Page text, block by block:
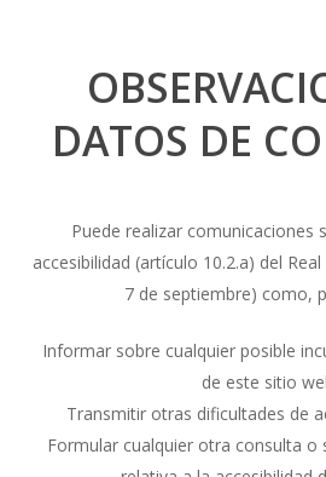
DATOS DE
Puede realizar comunicaciones
accesibilidad (artículo 10.2.a) del
7 de septiembre) como,
Informar sobre cualquier posible
de este sitio
Transmitir otras dificultades de
Formular cualquier otra consulta o